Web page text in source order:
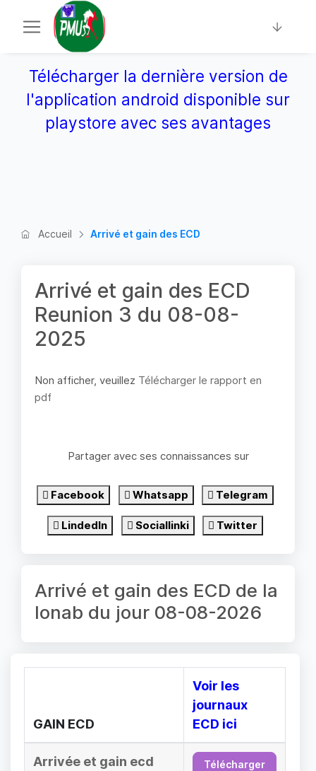
Télécharger la dernière version de
l'application android disponible sur
playstore avec ses avantages
Accueil Arrivé et gain des ECD
Arrivé et gain des ECD
Reunion 3 du 08-08-
2025
Non afficher, veuillez Télécharger le rapport en
pdf
Partager avec ses connaissances sur
Facebook Whatsapp Telegram
LindedIn Sociallinki Twitter
Arrivé et gain des ECD de la
lonab du jour 08-08-2026
GAIN ECD
Voir les
journaux
ECD ici
Arrivée et gain ecd
Télécharger